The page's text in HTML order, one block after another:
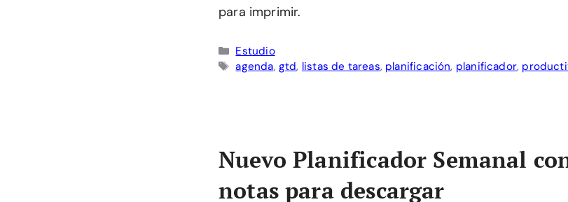
para imprimir.
Categorías
Estudio
Etiquetas
agenda, gtd, listas de tareas, planificación, planificador,
Nuevo Planificador Semanal
notas para descargar